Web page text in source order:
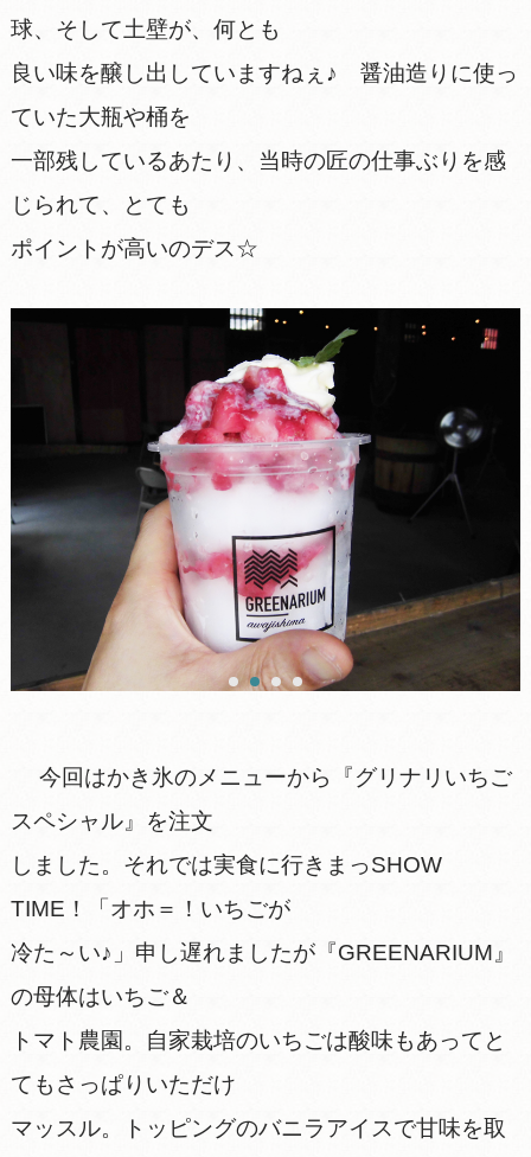
球、そして土壁が、何とも
良い味を醸し出していますねぇ♪ 醤油造りに使っ
ていた大瓶や桶を
一部残しているあたり、当時の匠の仕事ぶりを感
じられて、とても
ポイントが高いのデス☆
今回はかき氷のメニューから『グリナリいちご
スペシャル』を注文
しました。それでは実食に行きまっSHOW
TIME！「オホ＝！いちごが
冷た～い♪」申し遅れましたが『GREENARIUM』
の母体はいちご＆
トマト農園。自家栽培のいちごは酸味もあってと
てもさっぱりいただけ
マッスル。トッピングのバニラアイスで甘味を取